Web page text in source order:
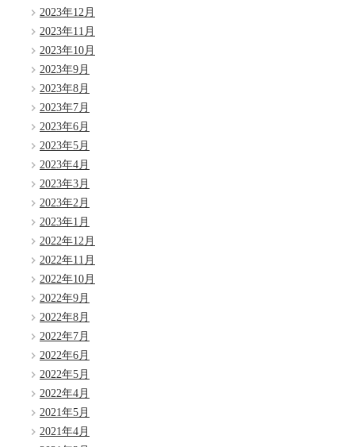
2023年12月
2023年11月
2023年10月
2023年9月
2023年8月
2023年7月
2023年6月
2023年5月
2023年4月
2023年3月
2023年2月
2023年1月
2022年12月
2022年11月
2022年10月
2022年9月
2022年8月
2022年7月
2022年6月
2022年5月
2022年4月
2021年5月
2021年4月